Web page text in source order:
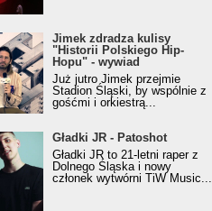
zdradza kulisy "Historii
Hip-Hopu" - wywiad
Jimek zdradza kulisy
"Historii Polskiego Hip-
Hopu" - wywiad
Już jutro Jimek przejmie
Stadion Śląski, by wspólnie z
gośćmi i orkiestrą...
JR - Patoshot
Gładki JR - Patoshot
Gładki JR to 21-letni raper z
Dolnego Śląska i nowy
członek wytwórni TiW Music...